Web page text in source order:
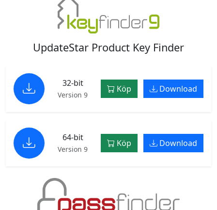
UpdateStar Product Key Finder
32-bit
Version 9
Köp Download
64-bit
Version 9
Köp Download